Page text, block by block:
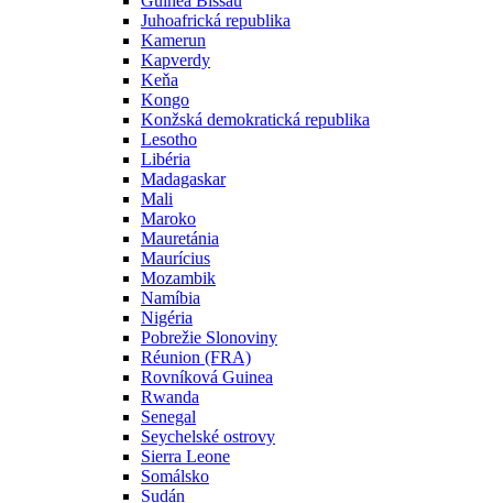
Juhoafrická republika
Kamerun
Kapverdy
Keňa
Kongo
Konžská demokratická republika
Lesotho
Libéria
Madagaskar
Mali
Maroko
Mauretánia
Maurícius
Mozambik
Namíbia
Nigéria
Pobrežie Slonoviny
Réunion (FRA)
Rovníková Guinea
Rwanda
Senegal
Seychelské ostrovy
Sierra Leone
Somálsko
Sudán